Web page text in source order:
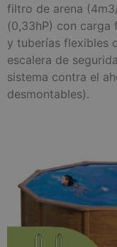
filtro de arena
(0,33hP) con carga
y tuberías flexibles
escalera de
sistema contra el
desmontables).